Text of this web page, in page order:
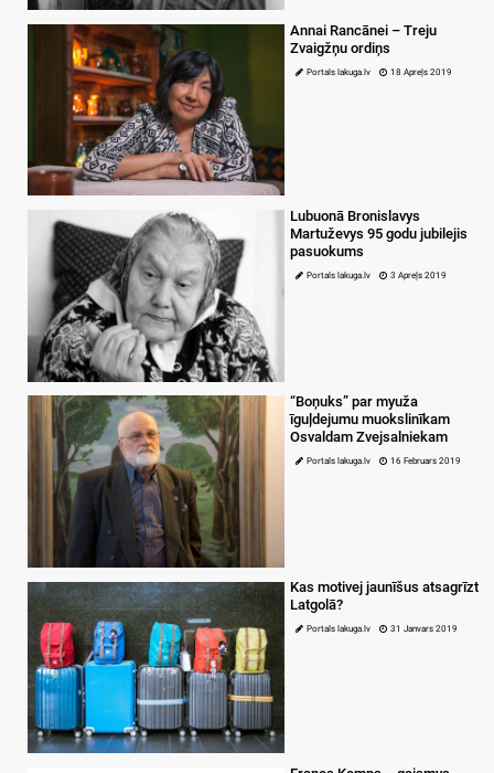
Annai Rancānei – Treju
Zvaigžņu ordiņs
Portals lakuga.lv 18 Apreļs 2019
Lubuonā Bronislavys
Martuževys 95 godu jubilejis
pasuokums
Portals lakuga.lv 3 Apreļs 2019
“Boņuks” par myuža
īguļdejumu muokslinīkam
Osvaldam Zvejsalniekam
Portals lakuga.lv 16 Februars 2019
Kas motivej jaunīšus atsagrīzt
Latgolā?
Portals lakuga.lv 31 Janvars 2019